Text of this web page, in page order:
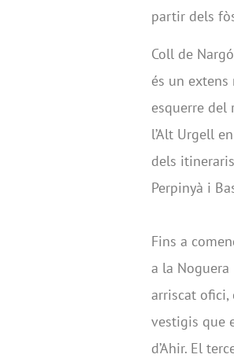
partir dels
Coll de
és un
esquerre del
l’Alt Urgell
dels
Perpinyà i
Fins a
a la Noguera
arriscat ofici,
vestigis que
d’Ahir. El